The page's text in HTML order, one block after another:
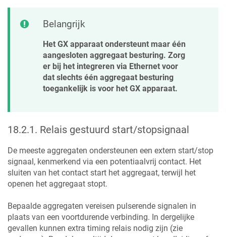
Belangrijk
Het GX apparaat ondersteunt maar één
aangesloten aggregaat besturing. Zorg
er bij het integreren via Ethernet voor
dat slechts één aggregaat besturing
toegankelijk is voor het GX apparaat.
18.2.1 . Relais gestuurd start/stopsignaal
De meeste aggregaten ondersteunen een extern start/stop
signaal, kenmerkend via een potentiaalvrij contact. Het
sluiten van het contact start het aggregaat, terwijl het
openen het aggregaat stopt.
Bepaalde aggregaten vereisen pulserende signalen in
plaats van een voortdurende verbinding. In dergelijke
gevallen kunnen extra timing relais nodig zijn (zie